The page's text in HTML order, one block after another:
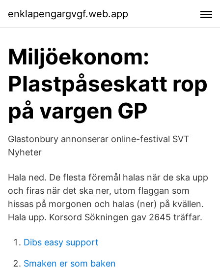
enklapengargvgf.web.app
Miljöekonom:
Plastpåseskatt rop
på vargen GP
Glastonbury annonserar online-festival SVT
Nyheter
Hala ned. De flesta föremål halas när de ska upp
och firas när det ska ner, utom flaggan som
hissas på morgonen och halas (ner) på kvällen.
Hala upp. Korsord Sökningen gav 2645 träffar.
Dibs easy support
Smaken er som baken